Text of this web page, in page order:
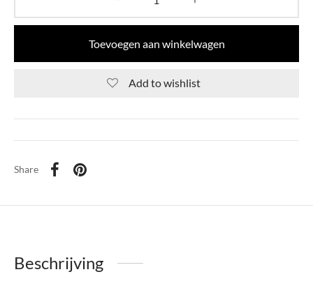
Toevoegen aan winkelwagen
Add to wishlist
Share
Beschrijving